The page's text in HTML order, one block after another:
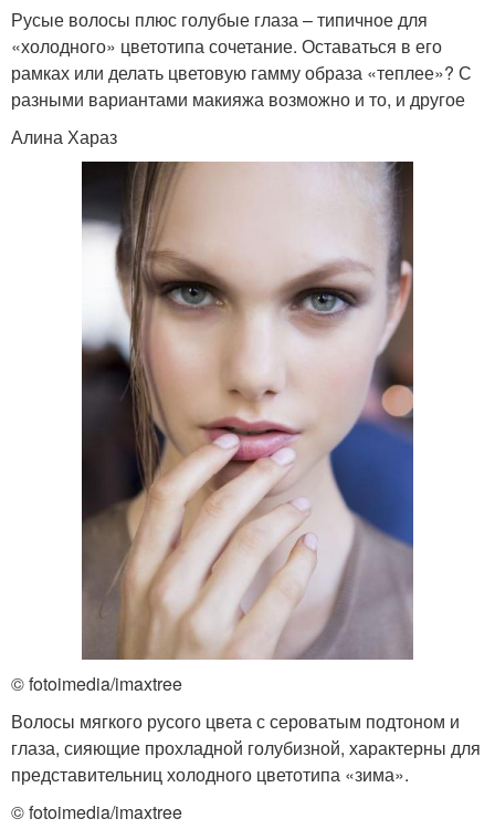
Русые волосы плюс голубые глаза – типичное для
«холодного» цветотипа сочетание. Оставаться в его
рамках или делать цветовую гамму образа «теплее»? С
разными вариантами макияжа возможно и то, и другое
Алина Хараз
© fotoimedia/imaxtree
Волосы мягкого русого цвета с сероватым подтоном и
глаза, сияющие прохладной голубизной, характерны для
представительниц холодного цветотипа «зима».
© fotoimedia/imaxtree